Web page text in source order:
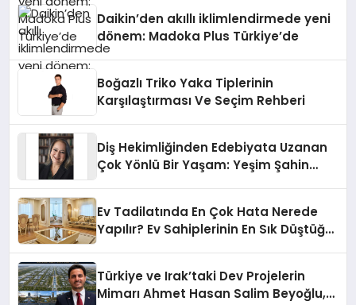
Daikin’den akıllı iklimlendirmede yeni
dönem: Madoka Plus Türkiye’de
Boğazlı Triko Yaka Tiplerinin
Karşılaştırması Ve Seçim Rehberi
Diş Hekimliğinden Edebiyata Uzanan
Çok Yönlü Bir Yaşam: Yeşim Şahin
Ev Tadilatında En Çok Hata Nerede
Yapılır? Ev Sahiplerinin En Sık Düştüğü
Türkiye ve Irak’taki Dev Projelerin
Mimarı Ahmet Hasan Salim Beyoğlu,